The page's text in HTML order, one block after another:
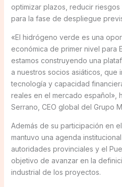
optimizar plazos, reducir
para la fase de despliegue
«El hidrógeno verde es una
económica de primer nivel para
estamos construyendo una
a nuestros socios asiáticos, que
tecnología y capacidad
reales en el mercado español»,
Serrano, CEO global del Grupo
Además de su participación en
mantuvo una agenda
autoridades provinciales y el
objetivo de avanzar en la
industrial de los proyectos.